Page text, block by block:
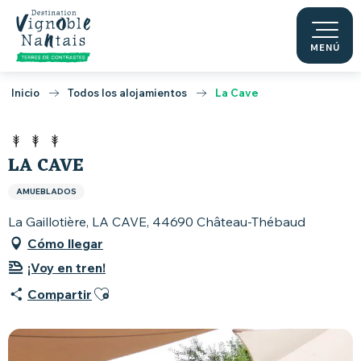
Aller
contenu
principal
MENÚ
Inicio Todos los alojamientos La Cave
LA CAVE
AMUEBLADOS
La Gaillotière, LA CAVE, 44690 Château-Thébaud
Cómo llegar
¡Voy en tren!
Compartir Ajouter aux favoris